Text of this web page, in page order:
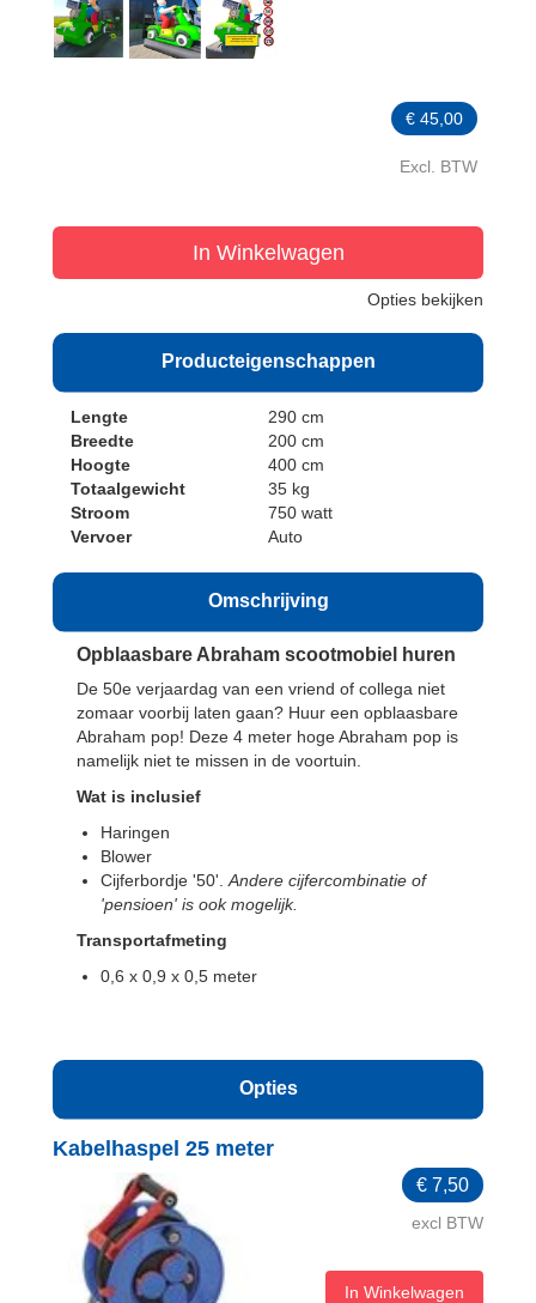
€ 45,00
Excl. BTW
In Winkelwagen
Opties bekijken
Producteigenschappen
Lengte
290 cm
Breedte
200 cm
Hoogte
400 cm
Totaalgewicht
35 kg
Stroom
750 watt
Vervoer
Auto
Omschrijving
Opblaasbare Abraham scootmobiel huren
De 50e verjaardag van een vriend of collega niet
zomaar voorbij laten gaan? Huur een opblaasbare
Abraham pop! Deze 4 meter hoge Abraham pop is
namelijk niet te missen in de voortuin.
Wat is inclusief
Haringen
Blower
Cijferbordje '50'. Andere cijfercombinatie of
'pensioen' is ook mogelijk.
Transportafmeting
0,6 x 0,9 x 0,5 meter
Opties
Kabelhaspel 25 meter
€ 7,50
excl BTW
In Winkelwagen